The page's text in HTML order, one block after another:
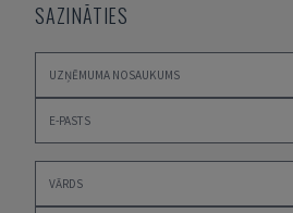
SAZINĀTIES